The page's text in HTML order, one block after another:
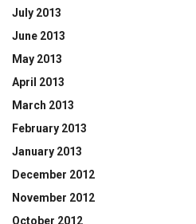
July 2013
June 2013
May 2013
April 2013
March 2013
February 2013
January 2013
December 2012
November 2012
October 2012